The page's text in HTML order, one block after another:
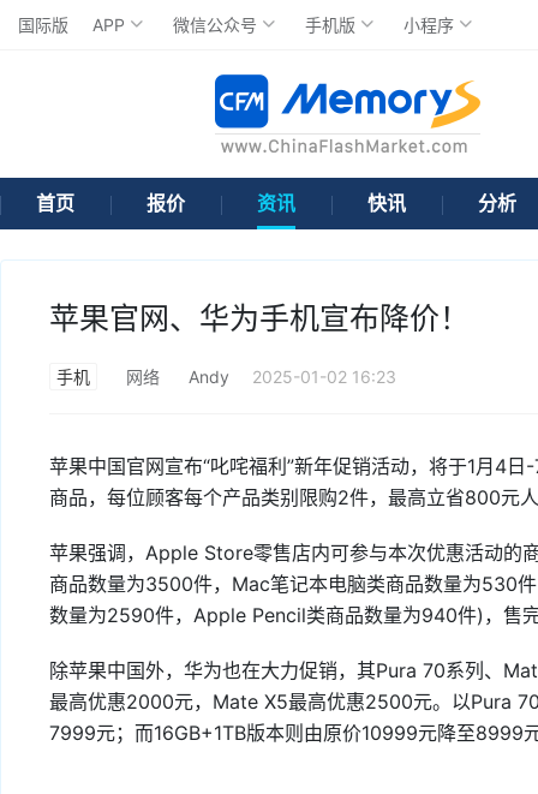
国际版 APP 微信公众号 手机版 小程序
首页 报价 资讯 快讯 分析
苹果官网、华为手机宣布降价！
手机 网络 Andy 2025-01-02 16:23
苹果中国官网宣布“叱咤福利”新年促销活动，将于1月4
商品，每位顾客每个产品类别限购2件，最高立省800元
苹果强调，Apple Store零售店内可参与本次优惠活动
商品数量为3500件，Mac笔记本电脑类商品数量为530
数量为2590件，Apple Pencil类商品数量为940件)，售
除苹果中国外，华为也在大力促销，其Pura 70系列、
最高优惠2000元，Mate X5最高优惠2500元。以Pura
7999元；而16GB+1TB版本则由原价10999元降至8999